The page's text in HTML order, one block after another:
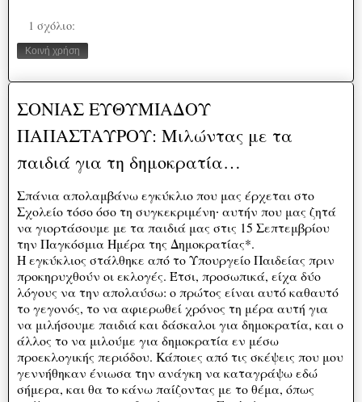
1 σχόλιο:
Κοινή χρήση
ΣΟΝΙΑΣ ΕΥΘΥΜΙΑΔΟΥ
ΠΑΠΑΣΤΑΥΡΟΥ: Μιλώντας με τα
παιδιά για τη δημοκρατία…
Σπάνια απολαμβάνω εγκύκλιο που μας έρχεται στο
Σχολείο τόσο όσο τη συγκεκριμένη∙ αυτήν που μας ζητά
να γιορτάσουμε με τα παιδιά μας στις 15 Σεπτεμβρίου
την Παγκόσμια Ημέρα της Δημοκρατίας*.
Η εγκύκλιος στάλθηκε από το Υπουργείο Παιδείας πριν
προκηρυχθούν οι εκλογές. Έτσι, προσωπικά, είχα δύο
λόγους να την απολαύσω: ο πρώτος είναι αυτό καθαυτό
το γεγονός, το να αφιερωθεί χρόνος τη μέρα αυτή για
να μιλήσουμε παιδιά και δάσκαλοι για δημοκρατία, και ο
άλλος το να μιλούμε για δημοκρατία εν μέσω
προεκλογικής περιόδου. Κάποιες από τις σκέψεις που μου
γεννήθηκαν ένιωσα την ανάγκη να καταγράψω εδώ
σήμερα, και θα το κάνω παίζοντας με το θέμα, όπως